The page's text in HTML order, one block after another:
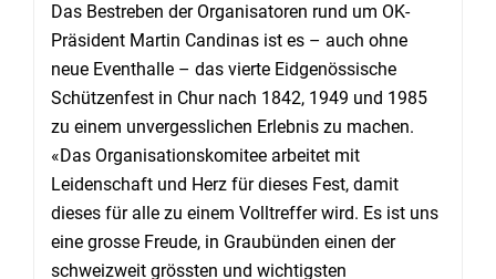
Das Bestreben der Organisatoren rund um OK-
Präsident Martin Candinas ist es – auch ohne
neue Eventhalle – das vierte Eidgenössische
Schützenfest in Chur nach 1842, 1949 und 1985
zu einem unvergesslichen Erlebnis zu machen.
«Das Organisationskomitee arbeitet mit
Leidenschaft und Herz für dieses Fest, damit
dieses für alle zu einem Volltreffer wird. Es ist uns
eine grosse Freude, in Graubünden einen der
schweizweit grössten und wichtigsten